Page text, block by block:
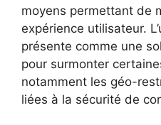
moyens permettant de
expérience utilisateur.
présente comme une
pour surmonter
notamment les géo-
liées à la sécurité de